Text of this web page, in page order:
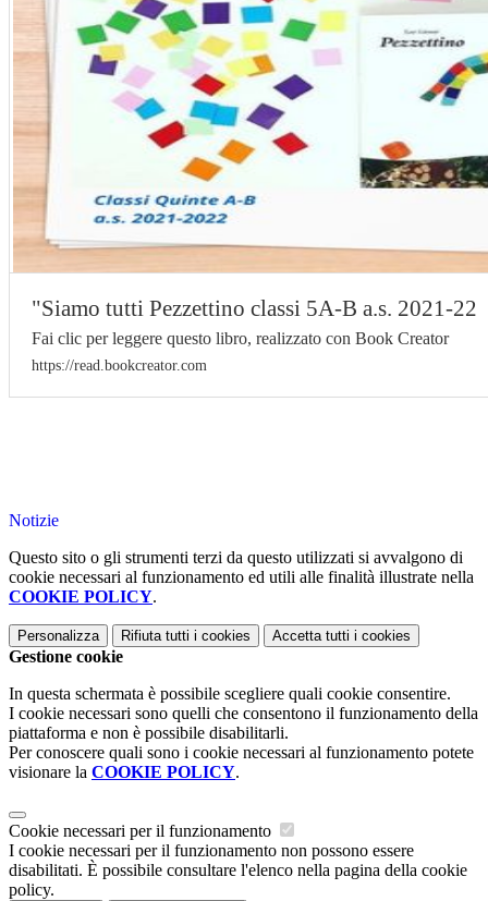
"Siamo tutti Pezzettino classi 5A-B a.s. 2021-22
Fai clic per leggere questo libro, realizzato con Book Creator
https://read.bookcreator.com
Notizie
Questo sito o gli strumenti terzi da questo utilizzati si avvalgono di
cookie necessari al funzionamento ed utili alle finalità illustrate nella
COOKIE POLICY.
Personalizza Rifiuta tutti i cookies Accetta tutti i cookies
Gestione cookie
In questa schermata è possibile scegliere quali cookie consentire.
I cookie necessari sono quelli che consentono il funzionamento della
piattaforma e non è possibile disabilitarli.
Per conoscere quali sono i cookie necessari al funzionamento potete
visionare la COOKIE POLICY.
Cookie necessari per il funzionamento
I cookie necessari per il funzionamento non possono essere
disabilitati. È possibile consultare l'elenco nella pagina della cookie
policy.